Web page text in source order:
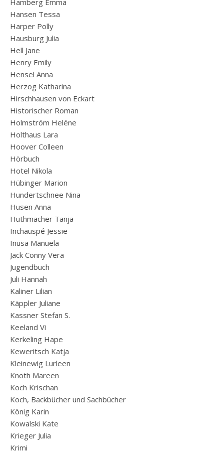
Hamberg Emma
Hansen Tessa
Harper Polly
Hausburg Julia
Hell Jane
Henry Emily
Hensel Anna
Herzog Katharina
Hirschhausen von Eckart
Historischer Roman
Holmström Heléne
Holthaus Lara
Hoover Colleen
Hörbuch
Hotel Nikola
Hübinger Marion
Hundertschnee Nina
Husen Anna
Huthmacher Tanja
Inchauspé Jessie
Inusa Manuela
Jack Conny Vera
Jugendbuch
Juli Hannah
Kaliner Lilian
Käppler Juliane
Kassner Stefan S.
Keeland Vi
Kerkeling Hape
Keweritsch Katja
Kleinewig Lurleen
Knoth Mareen
Koch Krischan
Koch, Backbücher und Sachbücher
König Karin
Kowalski Kate
Krieger Julia
Krimi